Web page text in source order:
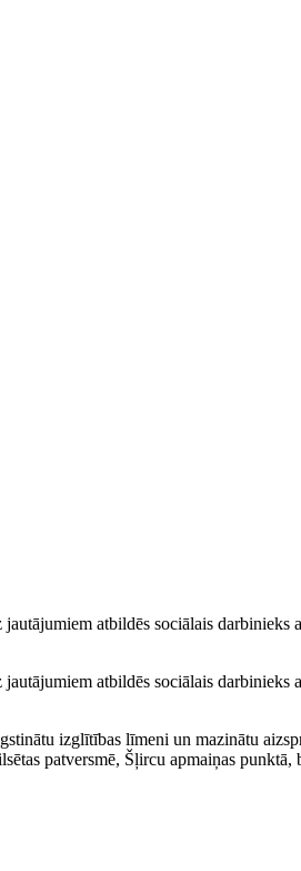
atbildēs sociālais darbinieks
atbildēs sociālais darbinieks
izglītības līmeni un mazinātu
patversmē, Šļircu apmaiņas